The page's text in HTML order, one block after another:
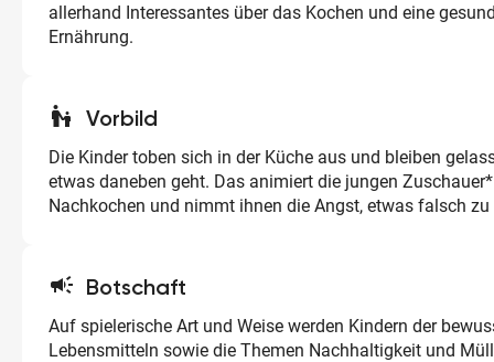
allerhand Interessantes über das Kochen und eine
Ernährung.
escalator_warning Vorbild
Die Kinder toben sich in der Küche aus und bleiben
etwas daneben geht. Das animiert die jungen
Nachkochen und nimmt ihnen die Angst, etwas falsch
campaign Botschaft
Auf spielerische Art und Weise werden Kindern der
Lebensmitteln sowie die Themen Nachhaltigkeit und